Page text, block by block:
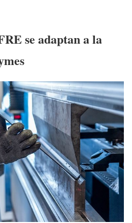
se adaptan a la